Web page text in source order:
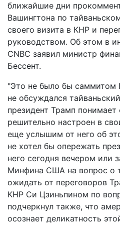
ближайшие дни
Вашингтона по
своего визита в КНР и
руководством. Об этом в
CNBC заявил министр
Бессент.
"Это не было бы
не обсуждался
президент Трамп
решительно настроен в
еще услышим от него об
не хотел бы опережать
него сегодня вечером или
Минфина США на вопрос о
ожидать от переговоров
КНР Си Цзиньпином по
подчеркнул также, что
осознает деликатность